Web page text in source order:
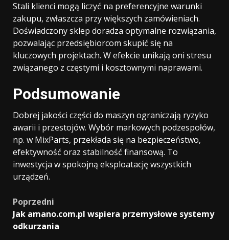
Stali klienci mogą liczyć na preferencyjne warunki
zakupu, zwłaszcza przy większych zamówieniach.
Doświadczony sklep doradza optymalne rozwiązania,
pozwalając przedsiębiorcom skupić się na
kluczowych projektach. W efekcie unikają oni stresu
związanego z częstymi i kosztownymi naprawami.
Podsumowanie
Dobrej jakości części do maszyn ograniczają ryzyko
awarii i przestojów. Wybór markowych podzespołów,
np. w MixParts, przekłada się na bezpieczeństwo,
efektywność oraz stabilność finansową. To
inwestycja w spokojną eksploatację wszystkich
urządzeń.
Zobacz
wpisy
Poprzedni
Jak amano.com.pl wspiera przemysłowe systemy
odkurzania